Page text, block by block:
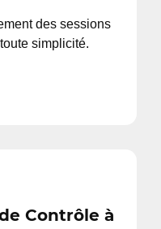
des sessions
simplicité.
Contrôle à